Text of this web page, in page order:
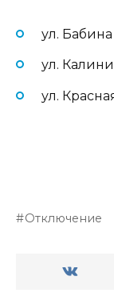
ул. Бабина
ул.
ул.
Отключение